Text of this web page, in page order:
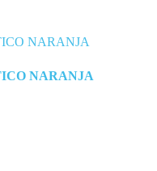
NARANJA